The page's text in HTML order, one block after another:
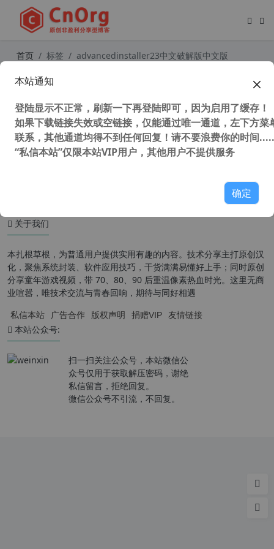
首页 标签 advancedinstaller23中文破解版中文版
全网唯一 真正汉化 Advanced Install
工具 简单好用MSI反编译工具（附使
用教程）
关于我们
本扎根草根，为普通用户提供实用有趣的内容。技术分享主打原创汉
化，聚焦系统封装、软件应用技巧，干货满满易懂好上手；同时原创
分享童年游戏视频，带 70、80、90 后重温像素热血时光。这里无商
业喧嚣，唯技术交流与青春回响，期待与同好相遇
私信本站 广告合作 版权声明 捐赠VIP 友情链接
本站公众号:
扫一扫关注公众号，本站微信公
众号仅用于获取解压密码，谢绝
私信留言，拒绝回复。
微信公众号不引流，不回复。
本站通知
登陆显示不正常，刷新一下再登陆即可，因为启用了缓存！
如果下载链接失效或空链接，仅能通过唯一通道，左下方菜
联系，其他通道均得不到任何回复！请不要浪费你的时间
“私信本站”仅限本站VIP用户，其他用户不提供服务
确定